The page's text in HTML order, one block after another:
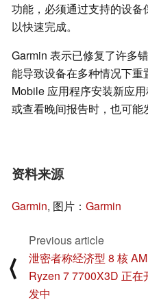
功能，必须通过支持的设
以快速完成。
Garmin 表示已修复了许多
能导致设备在多种情况下
Mobile 应用程序安装新应
或查看晚间报告时，也可能
资料来源
Garmin, 图片： Garmin
⟨
Previous article
泄密者称经济型 8 核
Ryzen 7 7700X3D 正在
发中